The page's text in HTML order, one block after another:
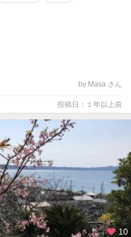
by Masa さん
投稿日：１年以上前
10